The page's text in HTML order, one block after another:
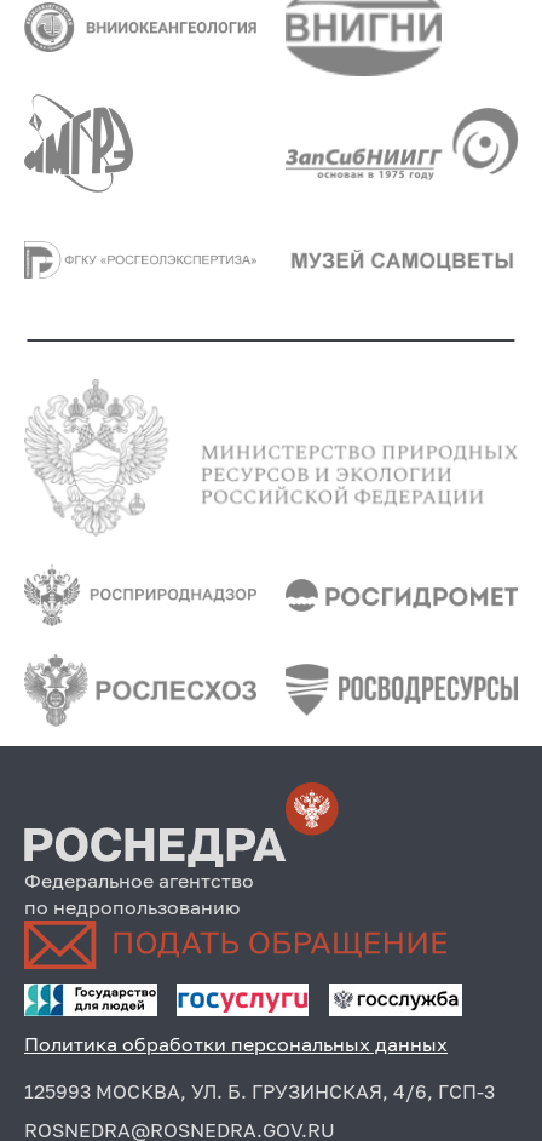
Федеральное агентство
по недропользованию
Политика обработки персональных данных
125993 МОСКВА, УЛ. Б. ГРУЗИНСКАЯ, 4/6, ГСП-3
ROSNEDRA@ROSNEDRA.GOV.RU